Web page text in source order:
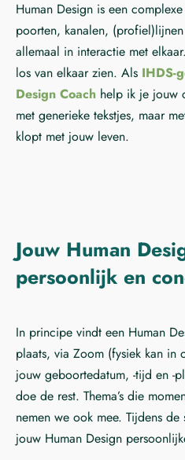
Human Design is een
poorten, kanalen,
allemaal in interactie met
los van elkaar zien. Als IHDS-
Design Coach help ik je jouw
met generieke tekstjes, maar
klopt met jouw leven.
Jouw Human
persoonlijk en
In principe vindt een Human
plaats, via Zoom (fysiek kan in
jouw geboortedatum, -tijd en -
doe de rest. Thema’s die
nemen we ook mee. Tijdens de
jouw Human Design